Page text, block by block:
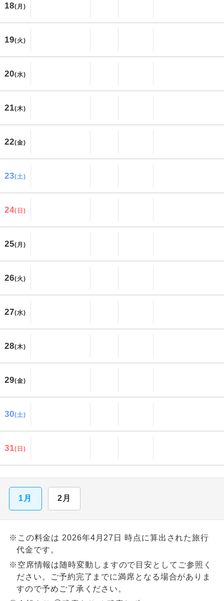
18(月)
19(火)
20(水)
21(木)
22(金)
23(土)
24(日)
25(月)
26(火)
27(水)
28(木)
29(金)
30(土)
31(日)
1月 2月
※この料金は 2026年4月27日 時点に算出された旅行
代金です。
※空席情報は随時変動しますので目安としてご参照く
ださい。ご予約完了までに満席となる場合がありま
すので予めご了承ください。